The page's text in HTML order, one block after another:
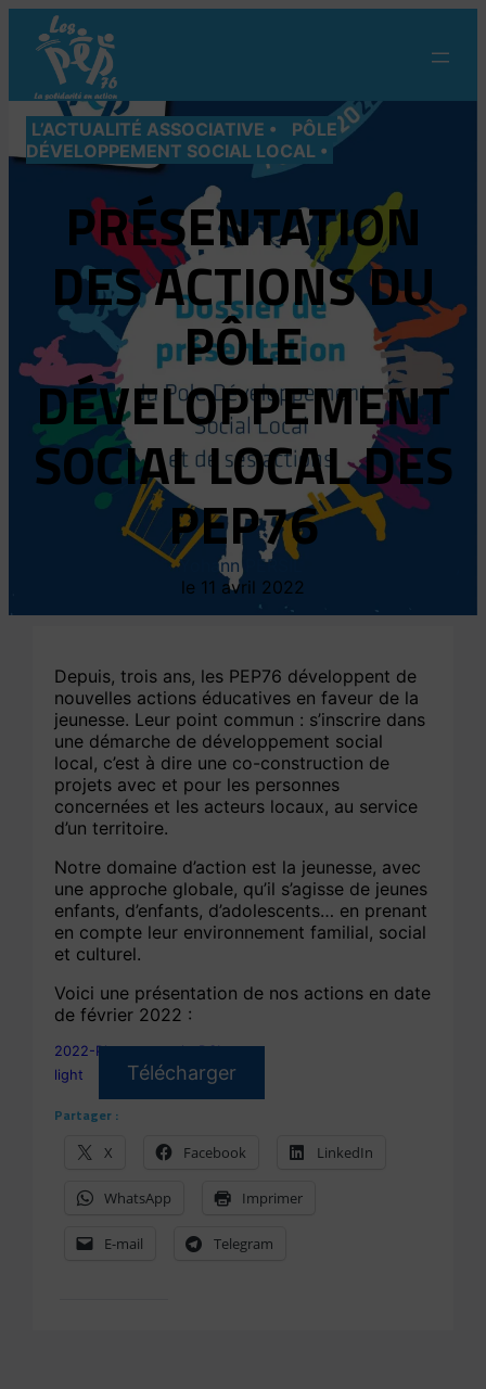
contenu
L’ACTUALITÉ ASSOCIATIVE
PÔLE
DÉVELOPPEMENT SOCIAL LOCAL
PRÉSENTATION
DES ACTIONS DU
PÔLE
DÉVELOPPEMENT
SOCIAL LOCAL DES
PEP76
Yohann PERSIL
11 avril 2022
Depuis, trois ans, les PEP76 développent de
nouvelles actions éducatives en faveur de la
jeunesse. Leur point commun : s’inscrire dans
une démarche de développement social
local, c’est à dire une co-construction de
projets avec et pour les personnes
concernées et les acteurs locaux, au service
d’un territoire.
Notre domaine d’action est la jeunesse, avec
une approche globale, qu’il s’agisse de jeunes
enfants, d’enfants, d’adolescents… en prenant
en compte leur environnement familial, social
et culturel.
Voici une présentation de nos actions en date
de février 2022 :
2022-Plaquette-pole-DSL-
light
Télécharger
Partager :
X Facebook LinkedIn
WhatsApp Imprimer
E-mail Telegram